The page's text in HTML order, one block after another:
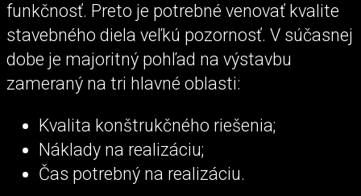
funkčnosť. Preto je potrebné venovať kvalite
stavebného diela veľkú pozornosť. V súčasnej
dobe je majoritný pohľad na výstavbu
zameraný na tri hlavné oblasti:
Kvalita konštrukčného riešenia;
Náklady na realizáciu;
Čas potrebný na realizáciu.